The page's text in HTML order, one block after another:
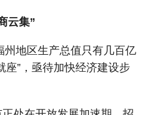
云集”
地区生产总值只有几百亿
座”，亟待加快经济建设步